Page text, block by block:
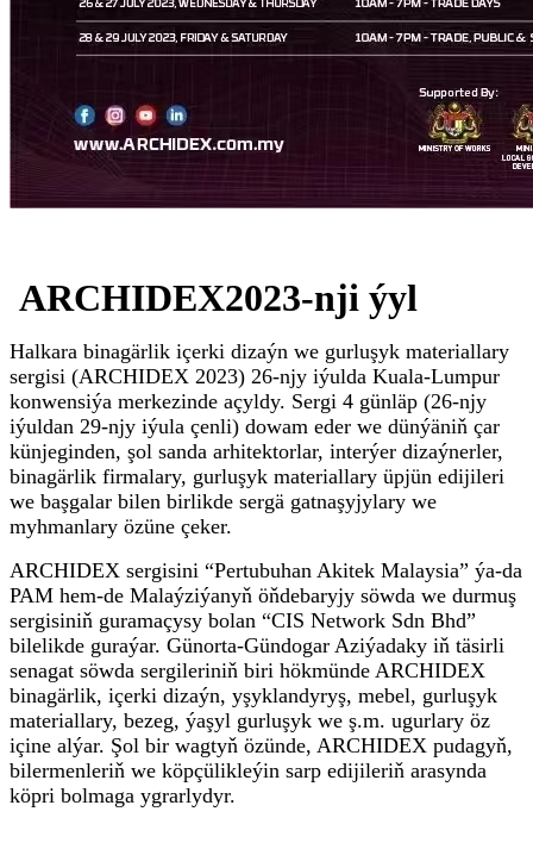
ARCHIDEX2023-nji ýyl
Halkara binagärlik içerki dizaýn we gurluşyk materiallary
sergisi (ARCHIDEX 2023) 26-njy iýulda Kuala-Lumpur
konwensiýa merkezinde açyldy. Sergi 4 günläp (26-njy
iýuldan 29-njy iýula çenli) dowam eder we dünýäniň çar
künjeginden, şol sanda arhitektorlar, interýer dizaýnerler,
binagärlik firmalary, gurluşyk materiallary üpjün edijileri
we başgalar bilen birlikde sergä gatnaşyjylary we
myhmanlary özüne çeker.
ARCHIDEX sergisini “Pertubuhan Akitek Malaysia” ýa-da
PAM hem-de Malaýziýanyň öňdebaryjy söwda we durmuş
sergisiniň guramaçysy bolan “CIS Network Sdn Bhd”
bilelikde guraýar. Günorta-Gündogar Aziýadaky iň täsirli
senagat söwda sergileriniň biri hökmünde ARCHIDEX
binagärlik, içerki dizaýn, yşyklandyryş, mebel, gurluşyk
materiallary, bezeg, ýaşyl gurluşyk we ş.m. ugurlary öz
içine alýar. Şol bir wagtyň özünde, ARCHIDEX pudagyň,
bilermenleriň we köpçülikleýin sarp edijileriň arasynda
köpri bolmaga ygrarlydyr.